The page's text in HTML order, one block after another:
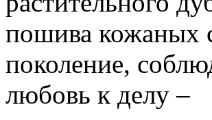
пошива кожаных
поколение,
любовь к делу –